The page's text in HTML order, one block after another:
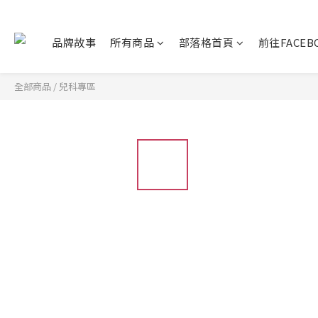
品牌故事 所有商品 部落格首頁 前往
全部商品 / 兒科專區